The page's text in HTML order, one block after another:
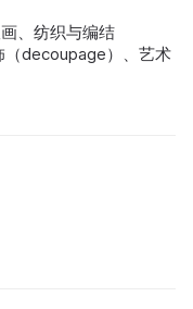
、纺织与编结
（decoupage）、艺术